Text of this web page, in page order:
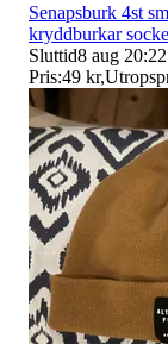
Senapsburk 4st
kryddburkar
Sluttid8 aug 20:22
Pris:49 kr,